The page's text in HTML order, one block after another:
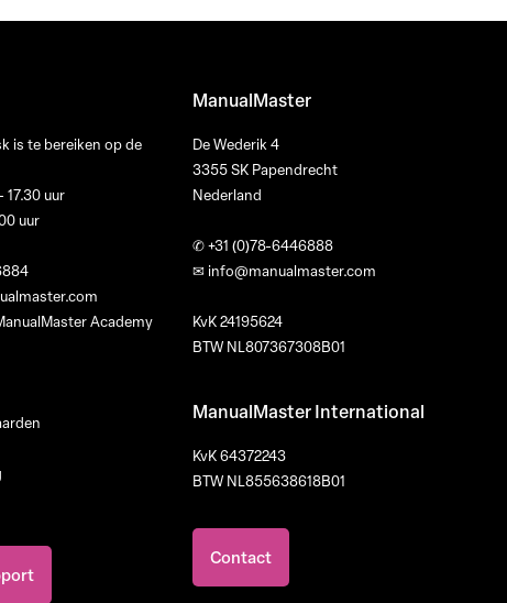
is te bereiken op de
uur
uur
Academy
ManualMaster
De Wederik 4
3355 SK Papendrecht
Nederland
✆+31 (0)78-6446888
✉ info@manualmaster.com
KvK 24195624
BTW NL807367308B01
ManualMaster International
KvK 64372243
BTW NL855638618B01
Contact